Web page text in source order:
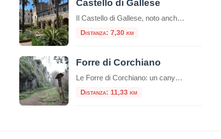
Castello di Gallese
Il Castello di Gallese, noto anche come Palazzo Ducale, è una delle residenze storiche più affascinanti del Lazio, situato nel borgo medievale di Gallese, in provincia di Viterbo. Costruito su uno sperone di tufo tra i Monti Cimini e il fiume Tevere, il castello vanta una storia millenaria che affonda le radici nell’epoca falisca. Dalle […]
Distanza: 7,30 km
Forre di Corchiano
Le Forre di Corchiano: un canyon etrusco nel cuore della Tuscia Le Forre di Corchiano, situate nel territorio dell’omonimo borgo in provincia di Viterbo, rappresentano un paesaggio unico nel Lazio, dove natura, archeologia e storia si fondono in modo spettacolare. Si tratta di profonde gole di origine vulcanica, scavate nei millenni dai corsi d’acqua nel […]
Distanza: 11,33 km